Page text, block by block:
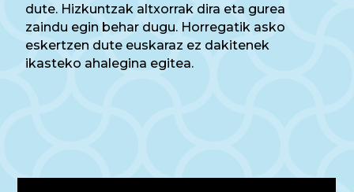
dute. Hizkuntzak altxorrak dira eta gurea
zaindu egin behar dugu. Horregatik asko
eskertzen dute euskaraz ez dakitenek
ikasteko ahalegina egitea.